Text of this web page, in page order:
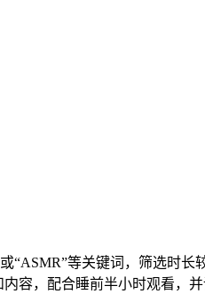
“ASMR”等关键词，筛选时
容，配合睡前半小时观看，